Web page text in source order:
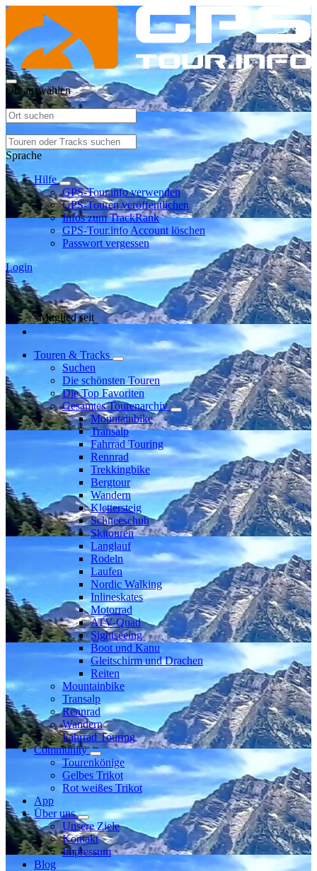
Ort auswählen
Sprache
Hilfe
GPS-Tour.info verwenden
GPS-Touren veröffentlichen
Infos zum TrackRank
GPS-Tour.info Account löschen
Passwort vergessen
Login
Mitglied seit
Touren & Tracks
Suchen
Die schönsten Touren
Die Top Favoriten
Gesamtes Tourenarchiv
Mountainbike
Transalp
Fahrrad Touring
Rennrad
Trekkingbike
Bergtour
Wandern
Klettersteig
Schneeschuh
Skitouren
Langlauf
Rodeln
Laufen
Nordic Walking
Inlineskates
Motorrad
ATV-Quad
Sightseeing
Boot und Kanu
Gleitschirm und Drachen
Reiten
Mountainbike
Transalp
Rennrad
Wandern
Fahrrad Touring
Community
Tourenkönige
Gelbes Trikot
Rot weißes Trikot
App
Über uns
Unsere Ziele
Kontakt
Impressum
Blog